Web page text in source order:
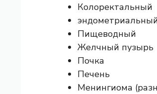
Колоректальный
Пищеводный
Желчный пузырь
Почка
Печень
Менингиома